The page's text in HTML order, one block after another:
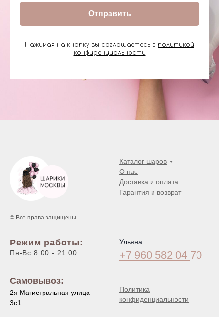
Отправить
Нажимая на кнопку вы соглашаетесь с политикой
конфиденциальности
© Все права защищены
Каталог шаров
О нас
Доставка и оплата
Гарантия и возврат
Режим работы:
Пн-Вс 8:00 - 21:00
Самовывоз:
2я Магистральная улица
3с1
Ульяна
+7 960 582 04 70
Политика
конфиденциальности